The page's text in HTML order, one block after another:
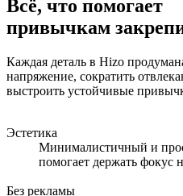
Всё, что помогает
привычкам
Каждая деталь в Hizo
напряжение, сократить
выстроить устойчивые
Эстетика
Минималистичный и
помогает держать фокус
Без рекламы